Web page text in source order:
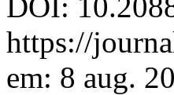
https://
em: 8 aug.